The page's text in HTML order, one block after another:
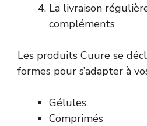
La livraison
compléments
Les produits Cuure se
formes pour s’adapter à
Gélules
Comprimés